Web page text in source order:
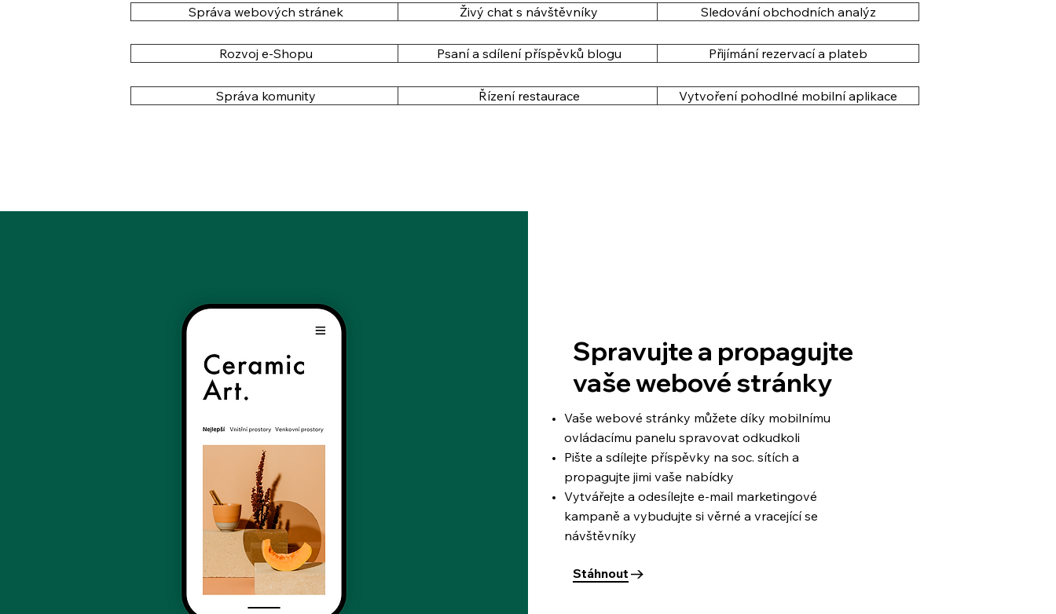
Správa webových stránek Živý chat s návštěvníky Sledování obchodních analýz
Rozvoj e-Shopu Psaní a sdílení příspěvků blogu Přijímání rezervací a plateb
Správa komunity Řízení restaurace Vytvoření pohodlné mobilní aplikace
Spravujte a propagujte
vaše webové stránky
Vaše webové stránky můžete díky mobilnímu
ovládacímu panelu spravovat odkudkoli
Pište a sdílejte příspěvky na soc. sítích a
propagujte jimi vaše nabídky
Vytvářejte a odesílejte e-mail marketingové
kampaně a vybudujte si věrné a vracející se
návštěvníky
Stáhnout